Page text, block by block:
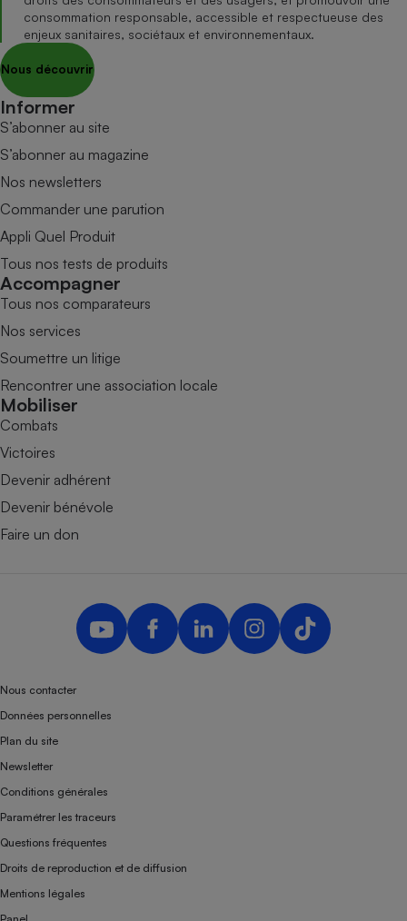
consommation responsable, accessible et respectueuse des
enjeux sanitaires, sociétaux et environnementaux.
Nous découvrir
Informer
S’abonner au site
S’abonner au magazine
Nos newsletters
Commander une parution
Appli Quel Produit
Tous nos tests de produits
Accompagner
Tous nos comparateurs
Nos services
Soumettre un litige
Rencontrer une association locale
Mobiliser
Combats
Victoires
Devenir adhérent
Devenir bénévole
Faire un don
Nous contacter
Données personnelles
Plan du site
Newsletter
Conditions générales
Paramétrer les traceurs
Questions fréquentes
Droits de reproduction et de diffusion
Mentions légales